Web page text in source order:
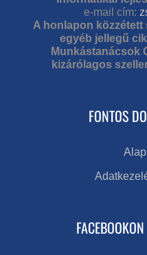
e-mail cím:
A honlapon közzétett
egyéb jellegű
Munkástanácsok
kizárólagos
FONTOS